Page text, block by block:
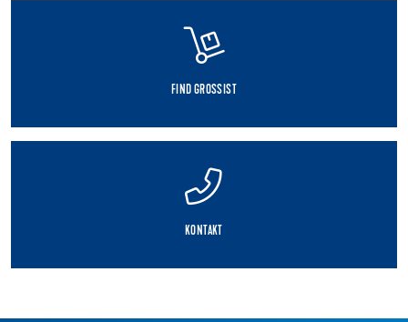
FIND GROSSIST
KONTAKT